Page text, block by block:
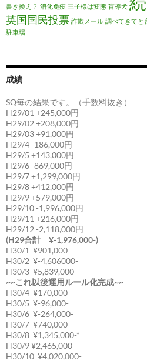
書き換え？ 消化免疫 王子様は変態 盲導犬
英国国民投票 詐欺メール 調べてきてと
駐車場
成績
SQ毎の結果です。（手数料抜き）
H29/01 +245,000円
H29/02 +208,000円
H29/03 +91,000円
H29/4 -186,000円
H29/5 +143,000円
H29/6 -869,000円
H29/7 +1,299,000円
H29/8 +412,000円
H29/9 +579,000円
H29/10 -1,996,000円
H29/11 +216,000円
H29/12 -2,118,000円
(H29合計 ¥-1,976,000-)
H30/1 ¥901,000-
H30/2 ¥-4,606000-
H30/3 ¥5,839,000-
~~これ以後運用ルール化完成~~
H30/4 ¥170,000-
H30/5 ¥-96,000-
H30/6 ¥-264,000-
H30/7 ¥740,000-
H30/8 ¥1,345,000-*
H30/9 ¥2,465,000-
H30/10 ¥4,020,000-